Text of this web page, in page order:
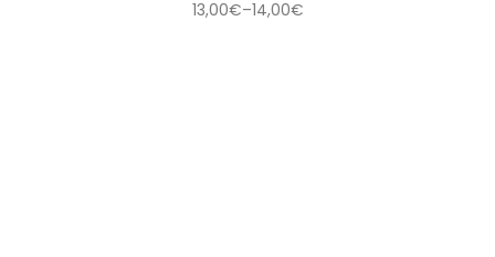
13,00€–14,00€